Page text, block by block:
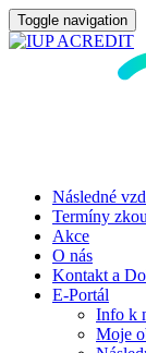
Toggle navigation
Následné
Termíny
Akce
O nás
Kontakt a
E-Portál
Info k
Moje